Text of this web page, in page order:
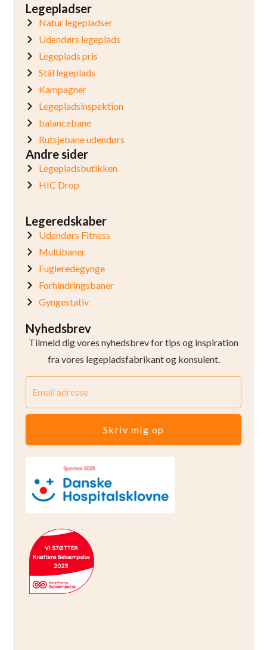
Legepladser
Natur legepladser
Udendørs legeplads
Legeplads pris
Stål legeplads
Kampagner
Legepladsinspektion
balancebane
Rutsjebane udendørs
Andre sider
Legepladsbutikken
HIC Drop
Legeredskaber
Udendørs Fitness
Multibaner
Fugleredegynge
Forhindringsbaner
Gyngestativ
Nyhedsbrev
Tilmeld dig vores nyhedsbrev for tips og inspiration
fra vores legepladsfabrikant og konsulent.
Skriv mig op